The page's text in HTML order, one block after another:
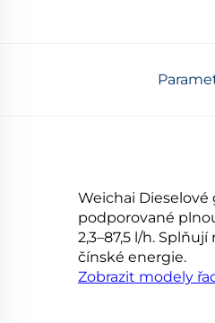
Weichai
podporované
2,3–87,5 l/h.
čínské energie.
Zobrazit modely